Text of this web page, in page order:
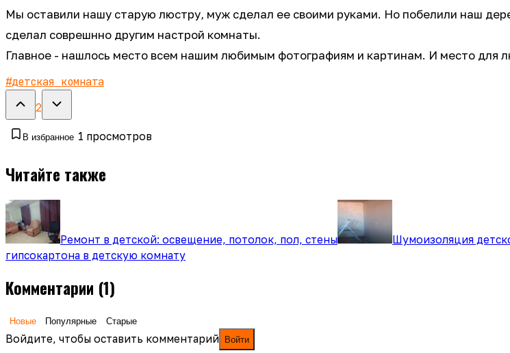
Мы оставили нашу старую люстру, муж сделал ее своими руками. Но побелили наш
сделал соврешнно другим настрой комнаты.
Главное - нашлось место всем нашим любимым фотографиям и картинам. И место для
#детская комната
2
В избранное 1 просмотров
Читайте также
Ремонт в детской: освещение, потолок, пол, стены Шумоизоляция
гипсокартона в детскую комнату
Комментарии (1)
Новые Популярные Старые
Войдите, чтобы оставить комментарий Войти